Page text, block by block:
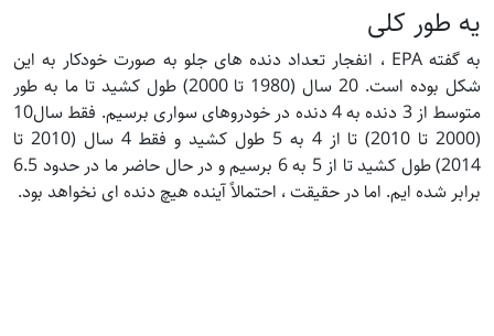
یه طور کلی
به گفته EPA ، انفجار تعداد دنده های جلو به صورت خودکار به این
شکل بوده است. 20 سال (1980 تا 2000) طول کشید تا ما به طور
متوسط از 3 دنده به 4 دنده در خودروهای سواری برسیم. فقط سال10
(2000 تا 2010) تا از 4 به 5 طول کشید و فقط 4 سال (2010 تا
2014) طول کشید تا از 5 به 6 برسیم و در حال حاضر ما در حدود 6.5
برابر شده ایم. اما در حقیقت ، احتمالاً آینده هیچ دنده ای نخواهد بود.